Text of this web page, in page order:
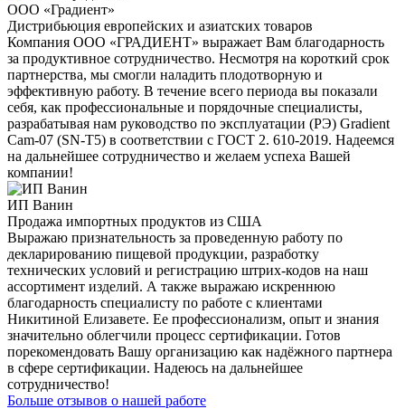
ООО «Градиент»
Дистрибьюция европейских и азиатских товаров
Компания ООО «ГРАДИЕНТ» выражает Вам благодарность
за продуктивное сотрудничество. Несмотря на короткий срок
партнерства, мы смогли наладить плодотворную и
эффективную работу. В течение всего периода вы показали
себя, как профессиональные и порядочные специалисты,
разрабатывая нам руководство по эксплуатации (РЭ) Gradient
Cam-07 (SN-T5) в соответствии с ГОСТ 2. 610-2019. Надеемся
на дальнейшее сотрудничество и желаем успеха Вашей
компании!
ИП Ванин
Продажа импортных продуктов из США
Выражаю признательность за проведенную работу по
декларированию пищевой продукции, разработку
технических условий и регистрацию штрих-кодов на наш
ассортимент изделий. А также выражаю искреннюю
благодарность специалисту по работе с клиентами
Никитиной Елизавете. Ее профессионализм, опыт и знания
значительно облегчили процесс сертификации. Готов
порекомендовать Вашу организацию как надёжного партнера
в сфере сертификации. Надеюсь на дальнейшее
сотрудничество!
Больше отзывов о нашей работе